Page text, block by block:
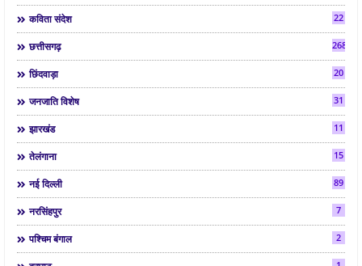
कविता संदेश 22
छत्तीसगढ़ 268
छिंदवाड़ा 20
जनजाति विशेष 31
झारखंड 11
तेलंगाना 15
नई दिल्ली 89
नरसिंहपुर 7
पश्चिम बंगाल 2